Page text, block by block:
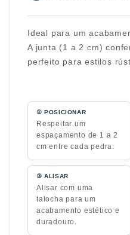
Ideal para um
A junta (1 a 2 cm)
perfeito para estilos
① POSICIONAR
Respeitar um
espaçamento de 1 a 2
cm entre cada pedra.
③ ALISAR
Alisar com uma
talocha para um
acabamento estético e
duradouro.